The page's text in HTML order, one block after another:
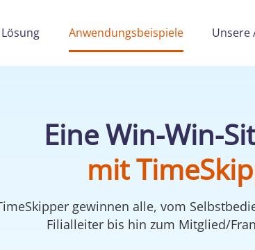
Anwendungsbeispiele Unsere
Eine Win-Win-
mit
gewinnen alle, vom
Filialleiter bis hin zum Mitglied/